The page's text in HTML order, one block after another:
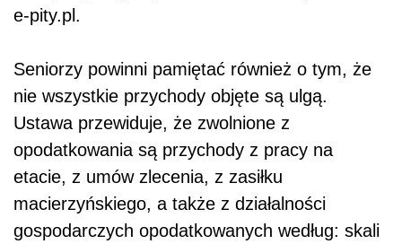
e-pity.pl.
Seniorzy powinni pamiętać również o tym, że
nie wszystkie przychody objęte są ulgą.
Ustawa przewiduje, że zwolnione z
opodatkowania są przychody z pracy na
etacie, z umów zlecenia, z zasiłku
macierzyńskiego, a także z działalności
gospodarczych opodatkowanych według: skali